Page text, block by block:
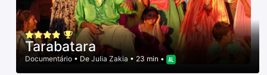
Tarabatara
Documentário • De Julia Zakia • 23 min •